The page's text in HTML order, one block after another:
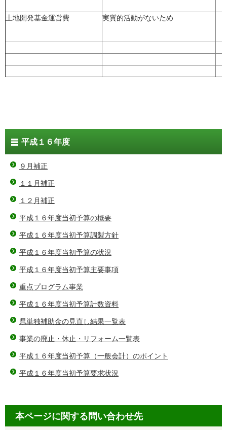
土地開発基金運営費 実質的活動がないため
平成１６年度
９月補正
１１月補正
１２月補正
平成１６年度当初予算の概要
平成１６年度当初予算調製方針
平成１６年度当初予算の状況
平成１６年度当初予算主要事項
重点プログラム事業
平成１６年度当初予算計数資料
県単独補助金の見直し結果一覧表
事業の廃止・休止・リフォーム一覧表
平成１６年度当初予算（一般会計）のポイント
平成１６年度当初予算要求状況
本ページに関する問い合わせ先